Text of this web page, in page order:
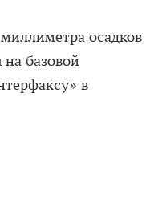
осадков
базовой
в